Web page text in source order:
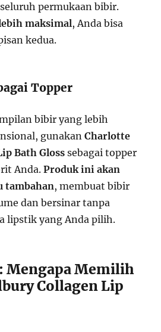
permukaan bibir.
maksimal, Anda bisa
kedua.
Topper
bibir yang lebih
gunakanCharlotte
Bath Glosssebagai topper
Anda.Produk ini akan
tambahan, membuat bibir
dan bersinar tanpa
lipstik yang Anda pilih.
Mengapa Memilih
Collagen Lip